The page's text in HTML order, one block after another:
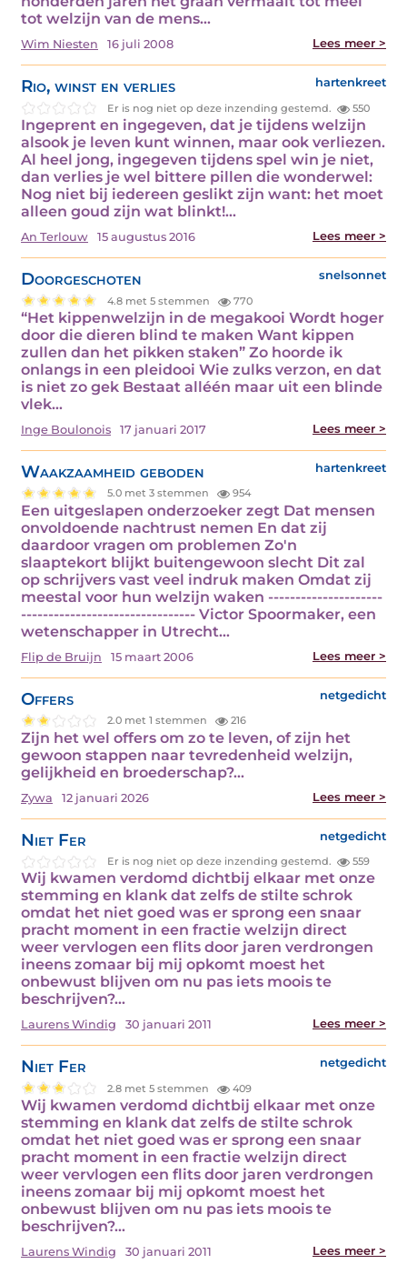
tot welzijn van de mens…
Wim Niesten 16 juli 2008 Lees meer >
Rio, winst en verlies hartenkreet
Er is nog niet op deze inzending gestemd. 550
Ingeprent en ingegeven, dat je tijdens welzijn
alsook je leven kunt winnen, maar ook verliezen.
Al heel jong, ingegeven tijdens spel win je niet,
dan verlies je wel bittere pillen die wonderwel:
Nog niet bij iedereen geslikt zijn want: het moet
alleen goud zijn wat blinkt!…
An Terlouw 15 augustus 2016 Lees meer >
Doorgeschoten snelsonnet
4.8 met 5 stemmen 770
“Het kippenwelzijn in de megakooi Wordt hoger
door die dieren blind te maken Want kippen
zullen dan het pikken staken” Zo hoorde ik
onlangs in een pleidooi Wie zulks verzon, en dat
is niet zo gek Bestaat alléén maar uit een blinde
vlek…
Inge Boulonois 17 januari 2017 Lees meer >
Waakzaamheid geboden hartenkreet
5.0 met 3 stemmen 954
Een uitgeslapen onderzoeker zegt Dat mensen
onvoldoende nachtrust nemen En dat zij
daardoor vragen om problemen Zo'n
slaaptekort blijkt buitengewoon slecht Dit zal
op schrijvers vast veel indruk maken Omdat zij
meestal voor hun welzijn waken ---------------------
-------------------------------- Victor Spoormaker, een
wetenschapper in Utrecht…
Flip de Bruijn 15 maart 2006 Lees meer >
Offers netgedicht
2.0 met 1 stemmen 216
Zijn het wel offers om zo te leven, of zijn het
gewoon stappen naar tevredenheid welzijn,
gelijkheid en broederschap?…
Zywa 12 januari 2026 Lees meer >
Niet Fer netgedicht
Er is nog niet op deze inzending gestemd. 559
Wij kwamen verdomd dichtbij elkaar met onze
stemming en klank dat zelfs de stilte schrok
omdat het niet goed was er sprong een snaar
pracht moment in een fractie welzijn direct
weer vervlogen een flits door jaren verdrongen
ineens zomaar bij mij opkomt moest het
onbewust blijven om nu pas iets moois te
beschrijven?…
Laurens Windig 30 januari 2011 Lees meer >
Niet Fer netgedicht
2.8 met 5 stemmen 409
Wij kwamen verdomd dichtbij elkaar met onze
stemming en klank dat zelfs de stilte schrok
omdat het niet goed was er sprong een snaar
pracht moment in een fractie welzijn direct
weer vervlogen een flits door jaren verdrongen
ineens zomaar bij mij opkomt moest het
onbewust blijven om nu pas iets moois te
beschrijven?…
Laurens Windig 30 januari 2011 Lees meer >